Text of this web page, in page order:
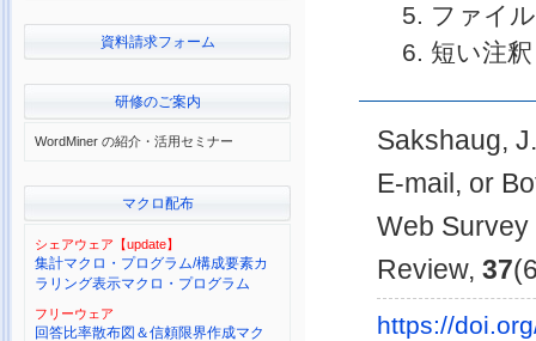
資料請求フォーム
研修のご案内
WordMiner の紹介・活用セミナー
マクロ配布
シェアウェア【update】
集計マクロ・プログラム/構成要素カ
ラリング表示マクロ・プログラム
フリーウェア
回答比率散布図＆信頼限界作成マク
ファイ
短い注
Sakshaug,
E-mail, or
Web
Review, 37
https://